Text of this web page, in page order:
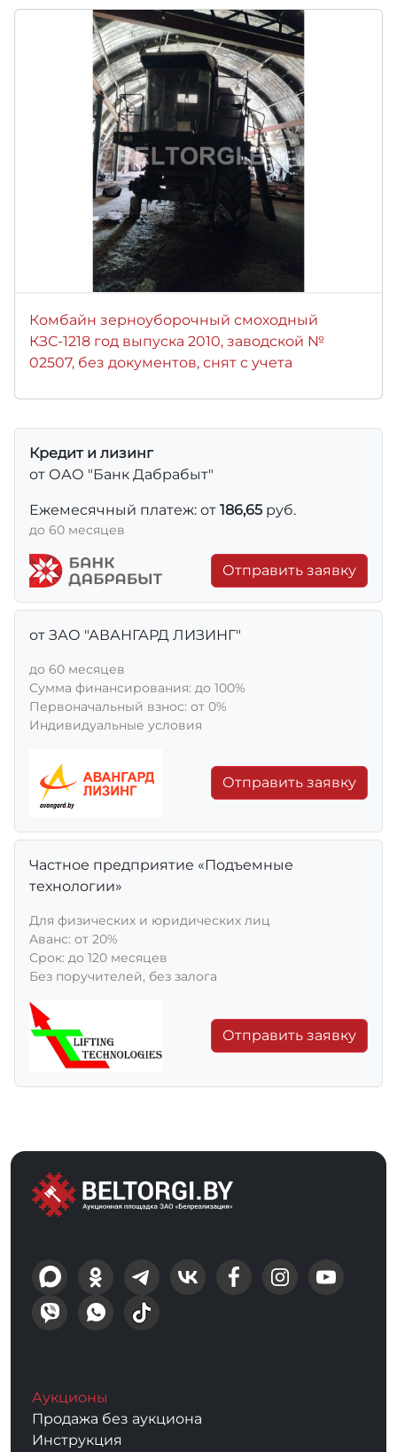
Комбайн зерноуборочный смоходный
КЗС-1218 год выпуска 2010, заводской №
02507, без документов, снят с учета
Кредит и лизинг
от ОАО "Банк Дабрабыт"
Ежемесячный платеж: от 186,65 руб.
до 60 месяцев
Отправить заявку
от ЗАО "АВАНГАРД ЛИЗИНГ"
до 60 месяцев
Сумма финансирования: до 100%
Первоначальный взнос: от 0%
Индивидуальные условия
Отправить заявку
Частное предприятие «Подъемные
технологии»
Для физических и юридических лиц
Aванс: от 20%
Срок: до 120 месяцев
Без поручителей, без залога
Отправить заявку
Аукционы
Продажа без аукциона
Инструкция